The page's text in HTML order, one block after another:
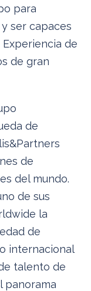
para
ser capaces
de
de gran
de
de
del mundo.
de sus
la
de
internacional
talento de
panorama